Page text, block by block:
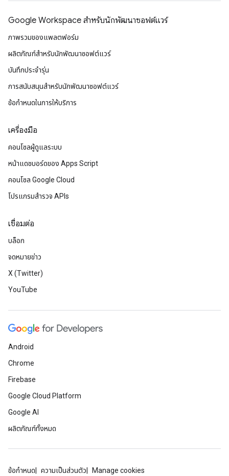
Google Workspace สําหรับนักพัฒนาซอฟต์แวร์
ภาพรวมของแพลตฟอร์ม
ผลิตภัณฑ์สําหรับนักพัฒนาซอฟต์แวร์
บันทึกประจำรุ่น
การสนับสนุนสำหรับนักพัฒนาซอฟต์แวร์
ข้อกำหนดในการให้บริการ
เครื่องมือ
คอนโซลผู้ดูแลระบบ
หน้าแดชบอร์ดของ Apps Script
คอนโซล Google Cloud
โปรแกรมสำรวจ APIs
เชื่อมต่อ
บล็อก
จดหมายข่าว
X (Twitter)
YouTube
Android
Chrome
Firebase
Google Cloud Platform
Google AI
ผลิตภัณฑ์ทั้งหมด
ข้อกำหนด ความเป็นส่วนตัว Manage cookies